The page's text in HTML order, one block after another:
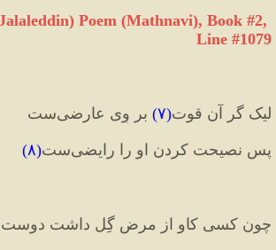
Poem (Mathnavi), Book #2,
Line #1079
لیک گر آن قوت(۷) بر وِی عارضی‌ست
پس نصیحت کردن او را رایضی‌ست (۸)
چون کسی کاو از مرض گِل داشت دوست